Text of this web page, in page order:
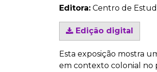
Editora: Centro de
Edição digital
Esta exposição mostra
em contexto colonial no